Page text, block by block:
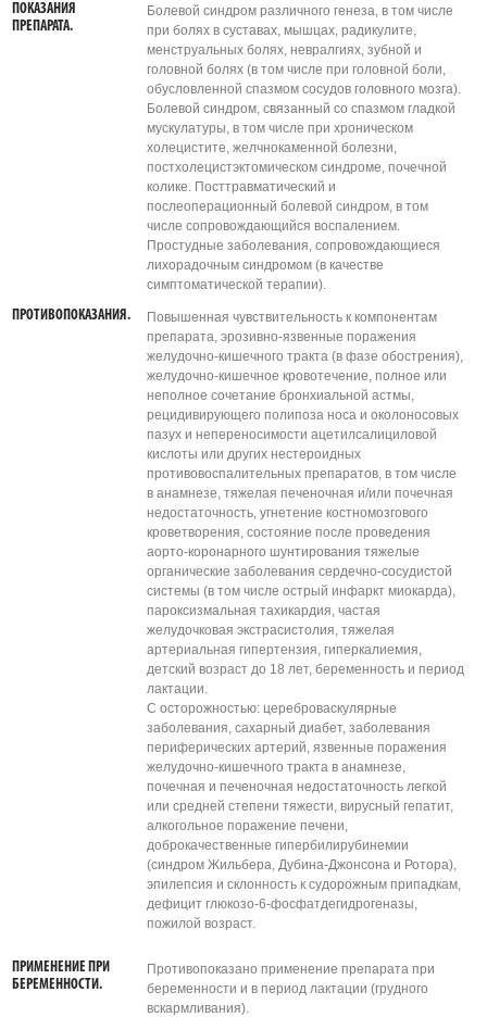
ПОКАЗАНИЯ
ПРЕПАРАТА.
Болевой синдром различного генеза, в том числе
при болях в суставах, мышцах, радикулите,
менструальных болях, невралгиях, зубной и
головной болях (в том числе при головной боли,
обусловленной спазмом сосудов головного мозга).
Болевой синдром, связанный со спазмом гладкой
мускулатуры, в том числе при хроническом
холецистите, желчнокаменной болезни,
постхолецистэктомическом синдроме, почечной
колике. Посттравматический и
послеоперационный болевой синдром, в том
числе сопровождающийся воспалением.
Простудные заболевания, сопровождающиеся
лихорадочным синдромом (в качестве
симптоматической терапии).
ПРОТИВОПОКАЗАНИЯ.
Повышенная чувствительность к компонентам
препарата, эрозивно-язвенные поражения
желудочно-кишечного тракта (в фазе обострения),
желудочно-кишечное кровотечение, полное или
неполное сочетание бронхиальной астмы,
рецидивирующего полипоза носа и околоносовых
пазух и непереносимости ацетилсалициловой
кислоты или других нестероидных
противовоспалительных препаратов, в том числе
в анамнезе, тяжелая печеночная и/или почечная
недостаточность, угнетение костномозгового
кроветворения, состояние после проведения
аорто-коронарного шунтирования тяжелые
органические заболевания сердечно-сосудистой
системы (в том числе острый инфаркт миокарда),
пароксизмальная тахикардия, частая
желудочковая экстрасистолия, тяжелая
артериальная гипертензия, гиперкалиемия,
детский возраст до 18 лет, беременность и период
лактации.
С осторожностью: цереброваскулярные
заболевания, сахарный диабет, заболевания
периферических артерий, язвенные поражения
желудочно-кишечного тракта в анамнезе,
почечная и печеночная недостаточность легкой
или средней степени тяжести, вирусный гепатит,
алкогольное поражение печени,
доброкачественные гипербилирубинемии
(синдром Жильбера, Дубина-Джонсона и Ротора),
эпилепсия и склонность к судорожным припадкам,
дефицит глюкозо-6-фосфатдегидрогеназы,
пожилой возраст.
ПРИМЕНЕНИЕ ПРИ
БЕРЕМЕННОСТИ.
Противопоказано применение препарата при
беременности и в период лактации (грудного
вскармливания).